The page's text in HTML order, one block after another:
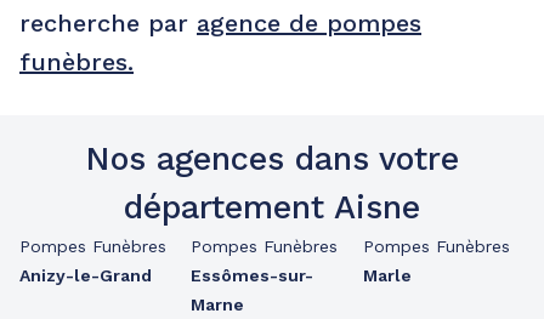
recherche par agence de pompes
funèbres.
Nos agences dans votre
département Aisne
Pompes Funèbres
Anizy-le-Grand
Pompes Funèbres
Essômes-sur-
Marne
Pompes Funèbres
Marle